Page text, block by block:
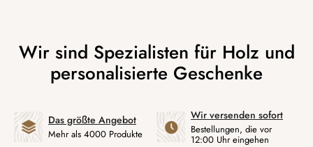
Das größte Angebot
Mehr als 4000 Produkte
Wir versenden sofort
Bestellungen, die vor
12:00 Uhr eingehen